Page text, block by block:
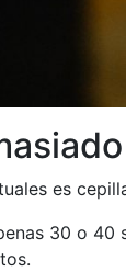
es
30 o